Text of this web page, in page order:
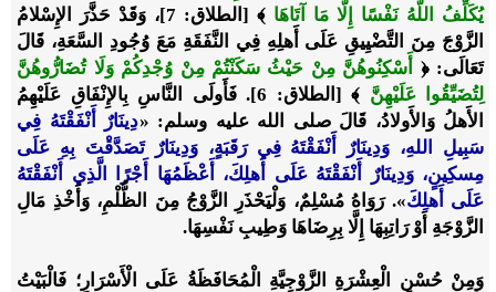
يُكَلِّفُ اللَّهُ نَفْسًا إِلَّا مَا آتَاهَا ﴾
[الطلاق: 7]، وَقَدْ حَذَّرَ الإِسْلامُ
الزَّوْجَ مِنَ التَّضْيِيقِ عَلَى أَهلِهِ فِي النَّفَقَةِ مَعَ وُجُودِ السَّعَةِ، قَالَ
تَعَالَى:﴿
أَسْكِنُوهُنَّ مِنْ حَيْثُ سَكَنْتُمْ مِنْ وُجْدِكُمْ وَلَا تُضَارُّوهُنَّ
لِتُضَيِّقُوا عَلَيْهِنَّ ﴾
[الطلاق: 6]. فَأَولَى النَّاسِ بِالإِنْفَاقِ عَلَيْهِمُ
الأَهلُ وَالأَولادُ، قَالَ صلى الله عليه وسلم: «دِينَارٌ أَنْفَقْتَهُ فِي
سَبِيلِ اللهِ، وَدِينَارٌ أَنْفَقْتَهُ فِي رَقَبَةٍ، وَدِينَارٌ تَصَدَّقْتَ بِهِ عَلَى
مِسكِينٍ، وَدِينَارٌ أَنْفَقْتَهُ عَلَى أَهلِكَ، أَعْظَمُهَا أَجْرًا الَّذِي أَنْفَقْتَهُ
عَلَى أَهلِكَ». رَوَاهُ مُسْلِمٌ، وَلْيَحْذَرِ الزَّوْجُ مِنَ الظُّلْمِ، وَأَخْذِ مَالِ
الزَّوْجَةِ أَوْ رَاتِبِهَا إِلَّا بِرِضَاهَا وَطِيبِ نَفْسِهَا.
وَمِنْ حُسْنِ الْعِشْرَةِ الزَّوْجِيَّةِ الْمُحَافَظَةُ عَلَى الْأَسْرَارِ؛ فَالْبَيْتُ